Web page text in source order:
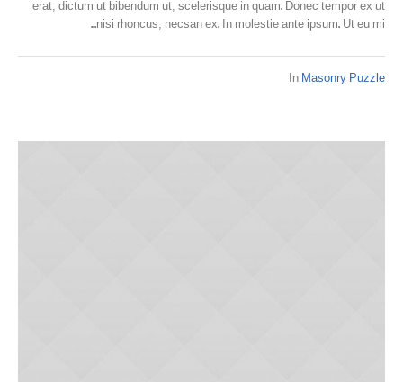
erat, dictum ut bibendum ut, scelerisque in quam. Donec tempor ex ut
nisi rhoncus, necsan ex. In molestie ante ipsum. Ut eu mi...
In Masonry Puzzle